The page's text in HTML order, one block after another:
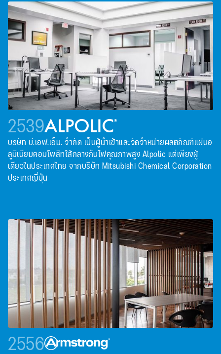
2539
บริษัท บี.เอฟ.เอ็ม. จํากัด เป็นผู้นําเข้าและจัดจําหน่ายผลิตภัณฑ์แผ่นอ
ลูมิเนียมคอมโพสิทใส้กลางกันไฟคุณภาพสูง Alpolic แต่เพียงผู้
เดียวในประเทศไทย จากบริษัท Mitsubishi Chemical Corporation
ประเทศญี่ปุ่น
2556